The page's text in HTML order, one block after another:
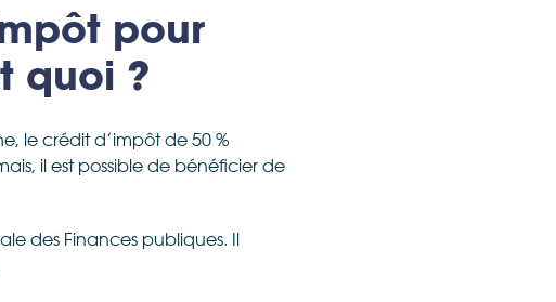
pour
quoi ?
le crédit d’impôt de 50 %
il est possible de bénéficier de
des Finances publiques. Il